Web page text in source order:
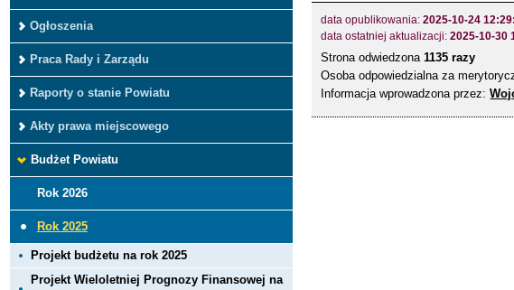
Ogłoszenia
Praca Rady i Zarządu
Raporty o stanie Powiatu
Akty prawa miejscowego
Budżet Powiatu
Rok 2026
Rok 2025
Projekt budżetu na rok 2025
Projekt Wieloletniej Prognozy Finansowej na
data opublikowania:2025-10-24
data ostatniej aktualizacji:2025-10-30
Strona odwiedzona1135 razy
Osoba odpowiedzialna za
Informacja wprowadzona przez: